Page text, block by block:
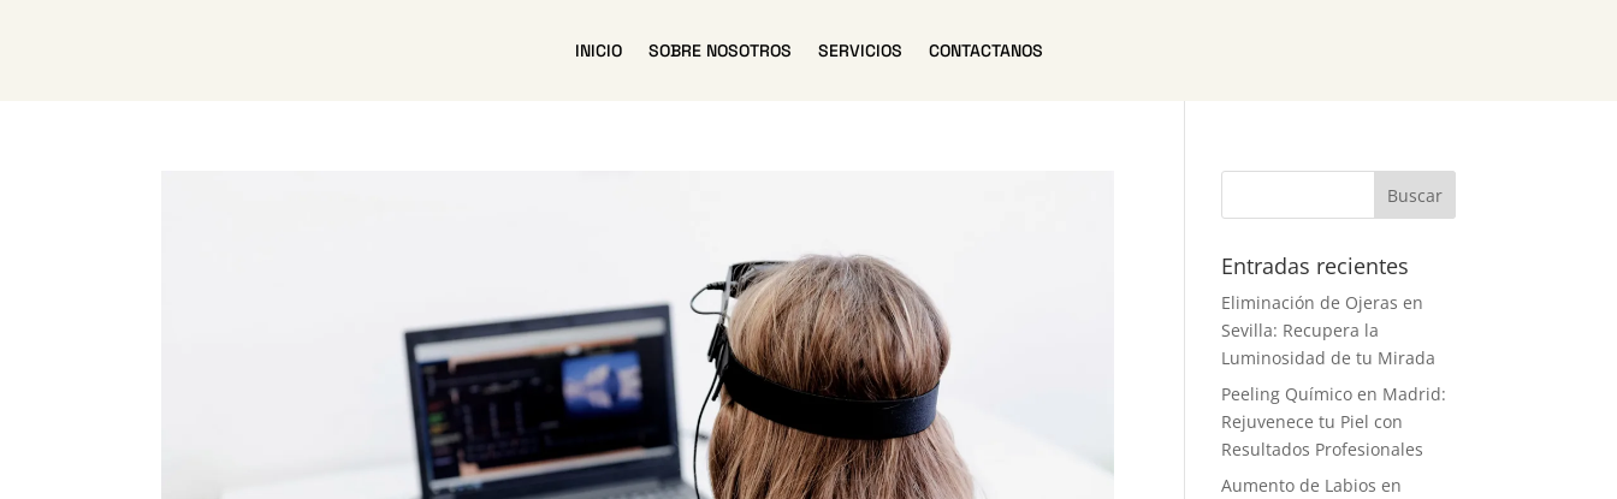
INICIO SOBRE NOSOTROS SERVICIOS CONTACTANOS
Entradas recientes
Eliminación de Ojeras en
Sevilla: Recupera la
Luminosidad de tu Mirada
Peeling Químico en Madrid:
Rejuvenece tu Piel con
Resultados Profesionales
Aumento de Labios en